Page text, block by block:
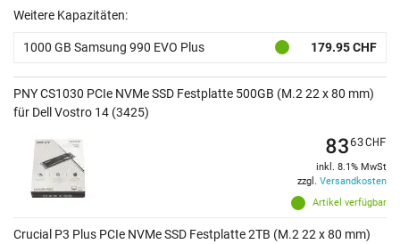
Weitere Kapazitäten:
1000 GB Samsung 990 EVO Plus 179.95 CHF
PNY CS1030 PCIe NVMe SSD Festplatte 500GB (M.2 22 x 80 mm)
für Dell Vostro 14 (3425)
Artikel verfügbar
8363CHF
inkl. 8.1% MwSt
zzgl. Versandkosten
Crucial P3 Plus PCIe NVMe SSD Festplatte 2TB (M.2 22 x 80 mm)